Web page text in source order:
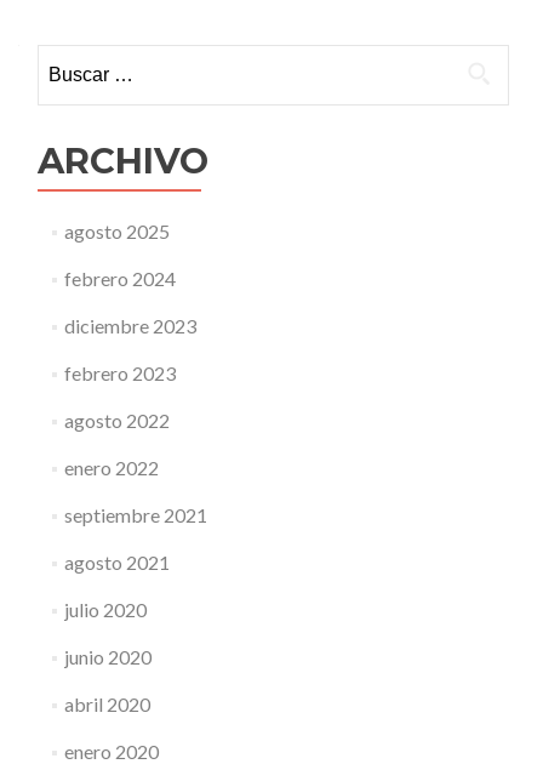
ARCHIVO
agosto 2025
febrero 2024
diciembre 2023
febrero 2023
agosto 2022
enero 2022
septiembre 2021
agosto 2021
julio 2020
junio 2020
abril 2020
enero 2020